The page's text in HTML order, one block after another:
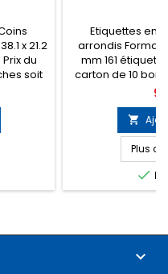
x 21.2
du
soit
partir
Etiquettes en
arrondis Format
mm 161
carton de 10
161 000

Plus

